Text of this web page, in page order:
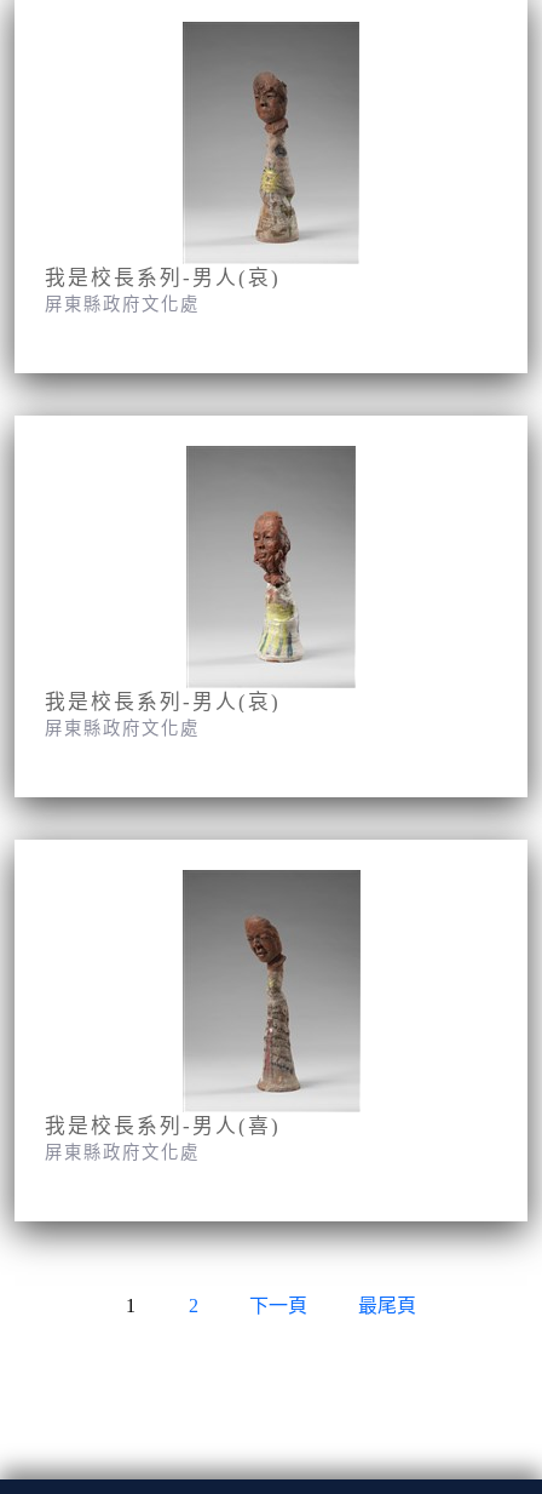
我是校長系列-男人(哀)
屏東縣政府文化處
我是校長系列-男人(哀)
屏東縣政府文化處
我是校長系列-男人(喜)
屏東縣政府文化處
1 2 下一頁 最尾頁